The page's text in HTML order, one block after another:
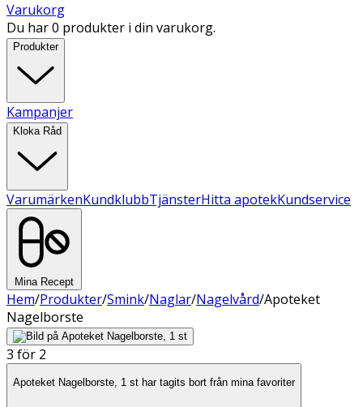
Varukorg
Du har 0 produkter i din varukorg.
Produkter
Kampanjer
Kloka Råd
VarumärkenKundklubbTjänsterHitta apotekKundservice
Mina Recept
Hem/Produkter/Smink/Naglar/Nagelvård/Apoteket
Nagelborste
3 för 2
Apoteket Nagelborste, 1 st har tagits bort från mina favoriter